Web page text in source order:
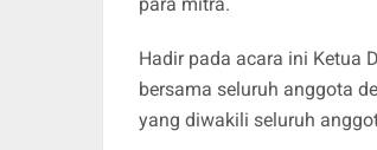
Hadir pada acara ini Ketua
bersama seluruh anggota
yang diwakili seluruh